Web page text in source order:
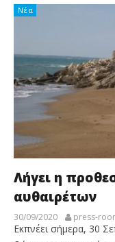
Νέα
Λήγει η
αυθαιρέτων
30/09/2020 press-
Εκπνέει σήμερα, 30